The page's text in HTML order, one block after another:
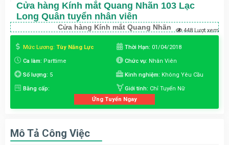
Cửa hàng Kính mắt Quang Nhãn 103 Lạc
Long Quân tuyển nhân viên
Cửa hàng Kính mắt Quang Nhãn 448 Lượt xem
Mức Lương: Tùy Năng Lực Thời Hạn: 01/04/2018
Ca làm: Parttime Chức vụ: Nhân Viên
Số lượng: 5 Kinh nghiệm: Không Yêu Cầu
Bằng cấp: Giới tính: Chỉ Tuyển Nữ
Ứng Tuyển Ngay
Mô Tả Công Việc